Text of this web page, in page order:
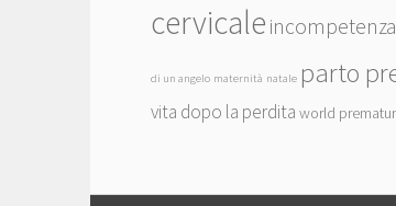
cervicale
di un angelo maternità natale parto
vita dopo la perdita world